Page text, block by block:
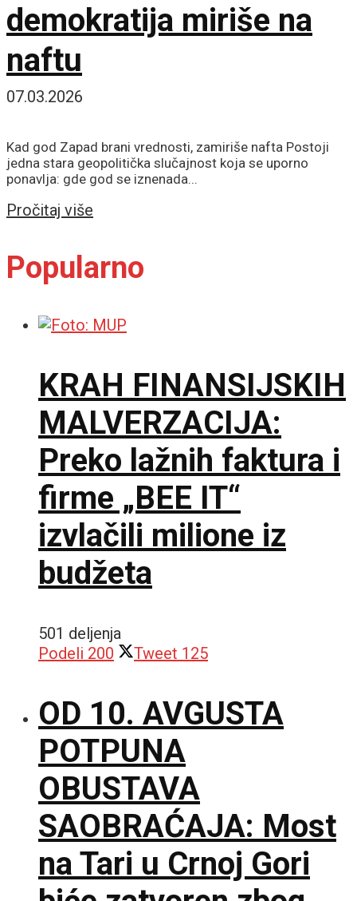
demokratija miriše na
naftu
07.03.2026
Kad god Zapad brani vrednosti, zamiriše nafta Postoji
jedna stara geopolitička slučajnost koja se uporno
ponavlja: gde god se iznenada...
Pročitaj više
Popularno
KRAH FINANSIJSKIH
MALVERZACIJA:
Preko lažnih faktura i
firme „BEE IT“
izvlačili milione iz
budžeta
501 deljenja
Podeli 200 Tweet 125
OD 10. AVGUSTA
POTPUNA
OBUSTAVA
SAOBRAĆAJA: Most
na Tari u Crnoj Gori